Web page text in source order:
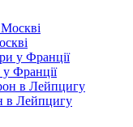
Франції
в Лейпцигу